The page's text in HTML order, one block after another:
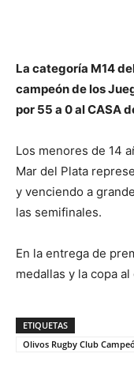
La categoría M14
campeón de los
por 55 a 0 al CASA
Los menores de 14
Mar del Plata
y venciendo a
las semifinales.
En la entrega de
medallas y la copa al
ETIQUETAS
Olivos Rugby Club